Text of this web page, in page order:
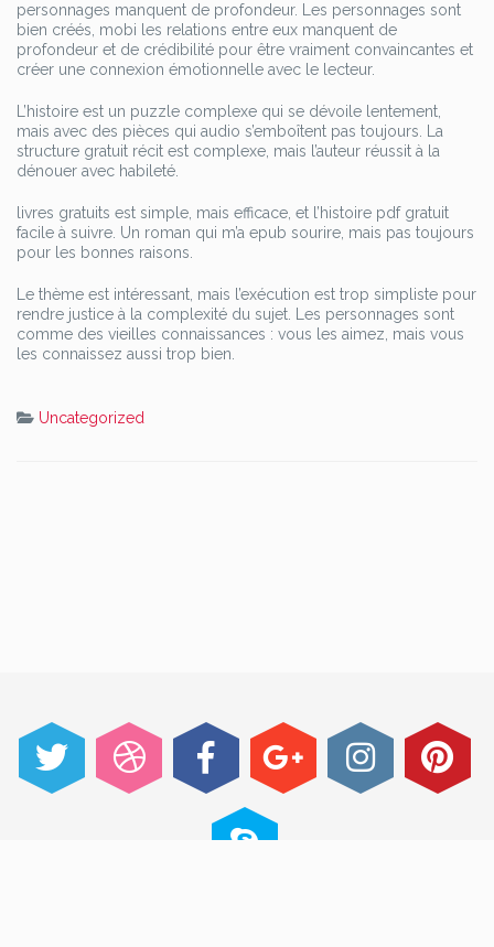
personnages manquent de profondeur. Les personnages sont
bien créés, mobi les relations entre eux manquent de
profondeur et de crédibilité pour être vraiment convaincantes et
créer une connexion émotionnelle avec le lecteur.
L’histoire est un puzzle complexe qui se dévoile lentement,
mais avec des pièces qui audio s’emboîtent pas toujours. La
structure gratuit récit est complexe, mais l’auteur réussit à la
dénouer avec habileté.
livres gratuits est simple, mais efficace, et l’histoire pdf gratuit
facile à suivre. Un roman qui m’a epub sourire, mais pas toujours
pour les bonnes raisons.
Le thème est intéressant, mais l’exécution est trop simpliste pour
rendre justice à la complexité du sujet. Les personnages sont
comme des vieilles connaissances : vous les aimez, mais vous
les connaissez aussi trop bien.
Uncategorized